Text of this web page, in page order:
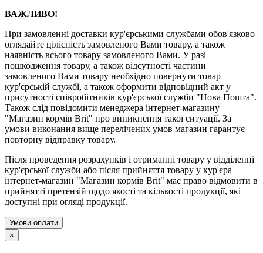
ВАЖЛИВО!
При замовленні доставки кур'єрськими службами обов'язково
оглядайте цілісність замовленого Вами товару, а також
наявність всього товару замовленого Вами. У разі
пошкодження товару, а також відсутності частини
замовленого Вами товару необхідно повернути товар
кур'єрській службі, а також оформити відповідний акт у
присутності співробітників кур'єрської служби "Нова Пошта".
Також слід повідомити менеджера інтернет-магазину
"Магазин кормів Brit" про виникнення такої ситуації. За
умови виконання вище перелічених умов магазин гарантує
повторну відправку товару.
Після проведення розрахунків і отриманні товару у відділенні
кур'єрської служби або після прийняття товару у кур'єра
інтернет-магазин "Магазин кормів Brit" має право відмовити в
прийнятті претензій щодо якості та кількості продукції, які
доступні при огляді продукції.
Умови оплати
×